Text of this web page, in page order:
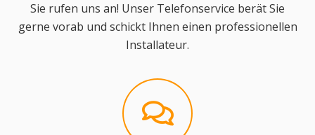
Sie rufen uns an! Unser Telefonservice berät Sie
gerne vorab und schickt Ihnen einen professionellen
Installateur.